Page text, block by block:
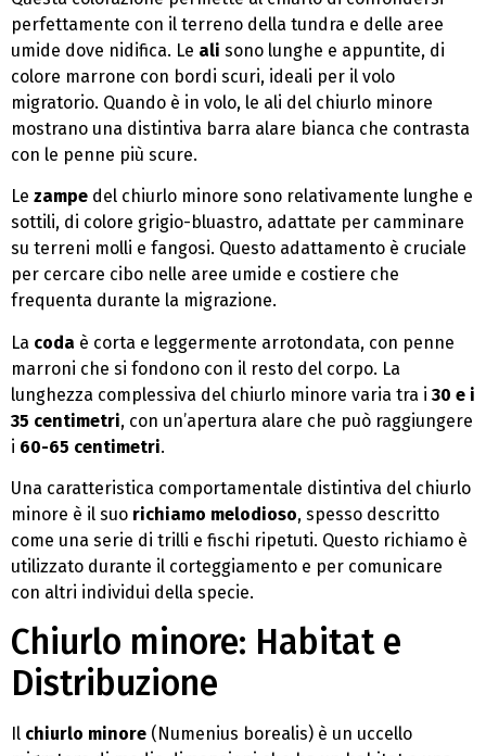
perfettamente con il terreno della tundra e delle aree
umide dove nidifica. Le ali sono lunghe e appuntite, di
colore marrone con bordi scuri, ideali per il volo
migratorio. Quando è in volo, le ali del chiurlo minore
mostrano una distintiva barra alare bianca che contrasta
con le penne più scure.
Le zampe del chiurlo minore sono relativamente lunghe e
sottili, di colore grigio-bluastro, adattate per camminare
su terreni molli e fangosi. Questo adattamento è cruciale
per cercare cibo nelle aree umide e costiere che
frequenta durante la migrazione.
La coda è corta e leggermente arrotondata, con penne
marroni che si fondono con il resto del corpo. La
lunghezza complessiva del chiurlo minore varia tra i 30 e i
35 centimetri, con un’apertura alare che può raggiungere
i 60-65 centimetri.
Una caratteristica comportamentale distintiva del chiurlo
minore è il suo richiamo melodioso, spesso descritto
come una serie di trilli e fischi ripetuti. Questo richiamo è
utilizzato durante il corteggiamento e per comunicare
con altri individui della specie.
Chiurlo minore: Habitat e
Distribuzione
Il chiurlo minore (Numenius borealis) è un uccello